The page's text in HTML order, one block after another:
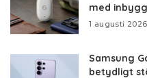
med
1 augusti 2026
Samsung
betydligt